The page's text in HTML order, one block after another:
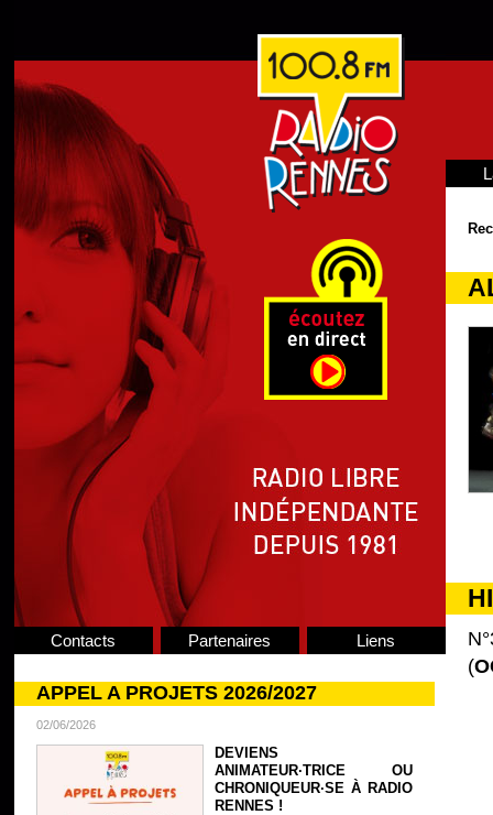
Contacts Partenaires Liens
APPEL A PROJETS 2026/2027
02/06/2026
DEVIENS
ANIMATEUR·TRICE OU
CHRONIQUEUR·SE À RADIO
RENNES !
(